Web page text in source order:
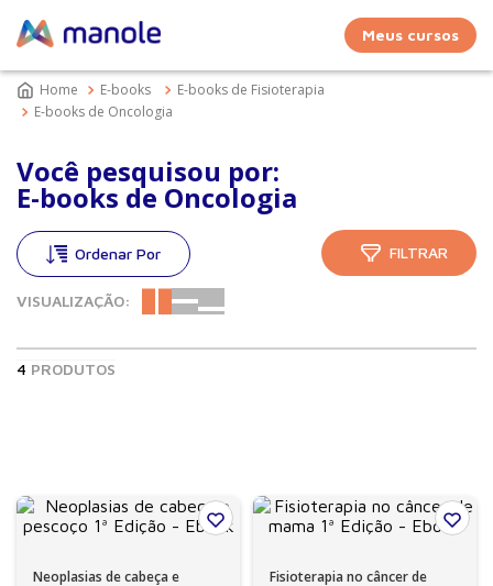
Meus cursos
E-books
E-books de Fisioterapia
E-books de Oncologia
Você pesquisou por:
E-books de Oncologia
VISUALIZAÇÃO:
FILTRAR
4 PRODUTOS
Neoplasias de cabeça e
Fisioterapia no câncer de